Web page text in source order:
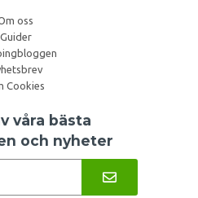
oss
Guider
Cookies
våra bästa
och nyheter